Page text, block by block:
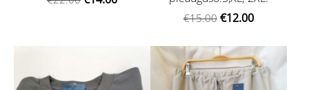
€15.00 €12.00